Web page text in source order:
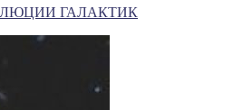
ГАЛАКТИК